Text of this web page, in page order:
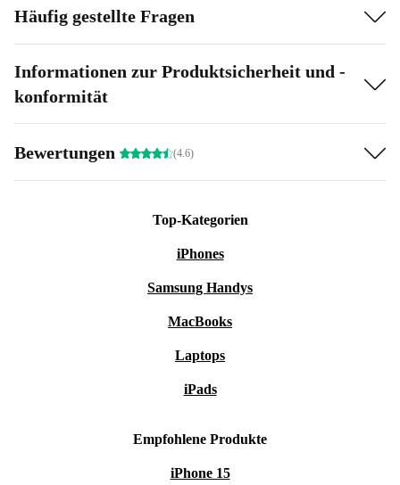
Häufig gestellte Fragen
Informationen zur Produktsicherheit und -
konformität
Bewertungen (4.6)
Top-Kategorien
iPhones
Samsung Handys
MacBooks
Laptops
iPads
Empfohlene Produkte
iPhone 15